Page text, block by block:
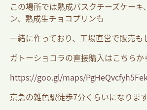
この場所では熟成バスクチーズケーキ
ン、熟成生チョコプリンも
一緒に作っており、工場直営で販売も
ガトーショコラの直接購入はこちらか
https://goo.gl/maps/
京急の雑色駅徒歩7分くらいになります